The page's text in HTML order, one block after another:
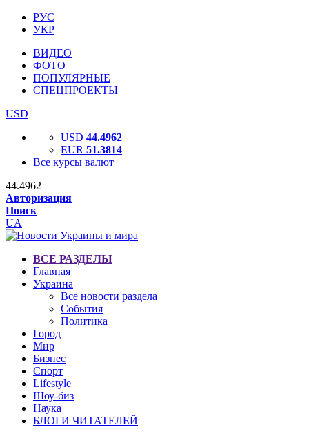
РУС
УКР
ВИДЕО
ФОТО
ПОПУЛЯРНЫЕ
СПЕЦПРОЕКТЫ
USD
USD 44.4962
EUR 51.3814
Все курсы валют
44.4962
Авторизация
Поиск
UA
ВСЕ РАЗДЕЛЫ
Главная
Украина
Все новости раздела
События
Политика
Город
Мир
Бизнес
Спорт
Lifestyle
Шоу-биз
Наука
БЛОГИ ЧИТАТЕЛЕЙ